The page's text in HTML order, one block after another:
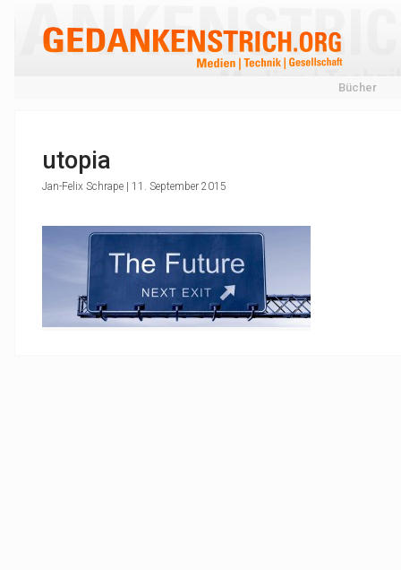
Bücher
utopia
Jan-Felix Schrape | 11. September 2015